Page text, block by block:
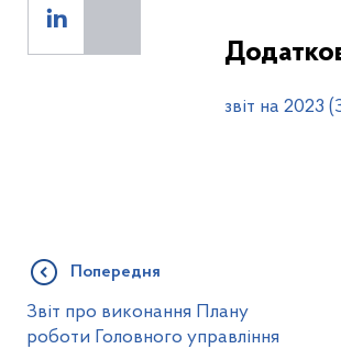
звіт на 2023
Попередня
Звіт про виконання Плану
роботи Головного управління